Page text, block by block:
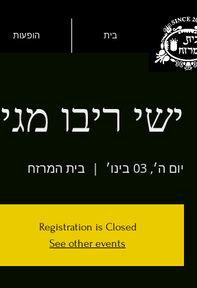
הופעות בית
ישי ריבו
יום ה׳, 03 בינו׳
  |
בית המרזח
Registration is Closed
See other events